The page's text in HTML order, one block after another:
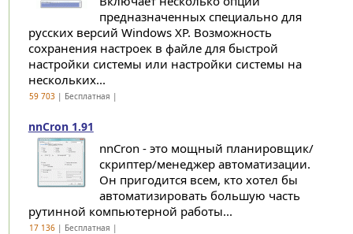
предназначенных специально для
русских версий Windows XP. Возможность
сохранения настроек в файле для быстрой
настройки системы или настройки системы на
нескольких...
59 703| Бесплатная |
nnCron 1.91
nnCron - это мощный планировщик/
скриптер/менеджер автоматизации.
Он пригодится всем, кто хотел бы
автоматизировать большую часть
рутинной компьютерной работы...
17 136| Бесплатная |